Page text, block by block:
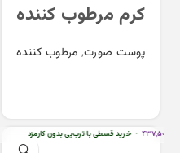
کرم مرطوب کننده
تیوپی حلزون
کوزارکس Cosrx
All in One Cream
پوست صورت, مرطوب کننده
• خرید قسطی با ترب‌پی بدون کارمزد